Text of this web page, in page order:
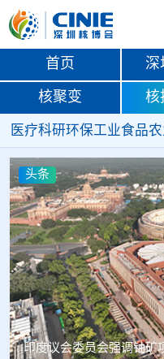
首页 深
核聚变 核
医疗科研环保工业食品
头条
中核辐智正式设立 中国